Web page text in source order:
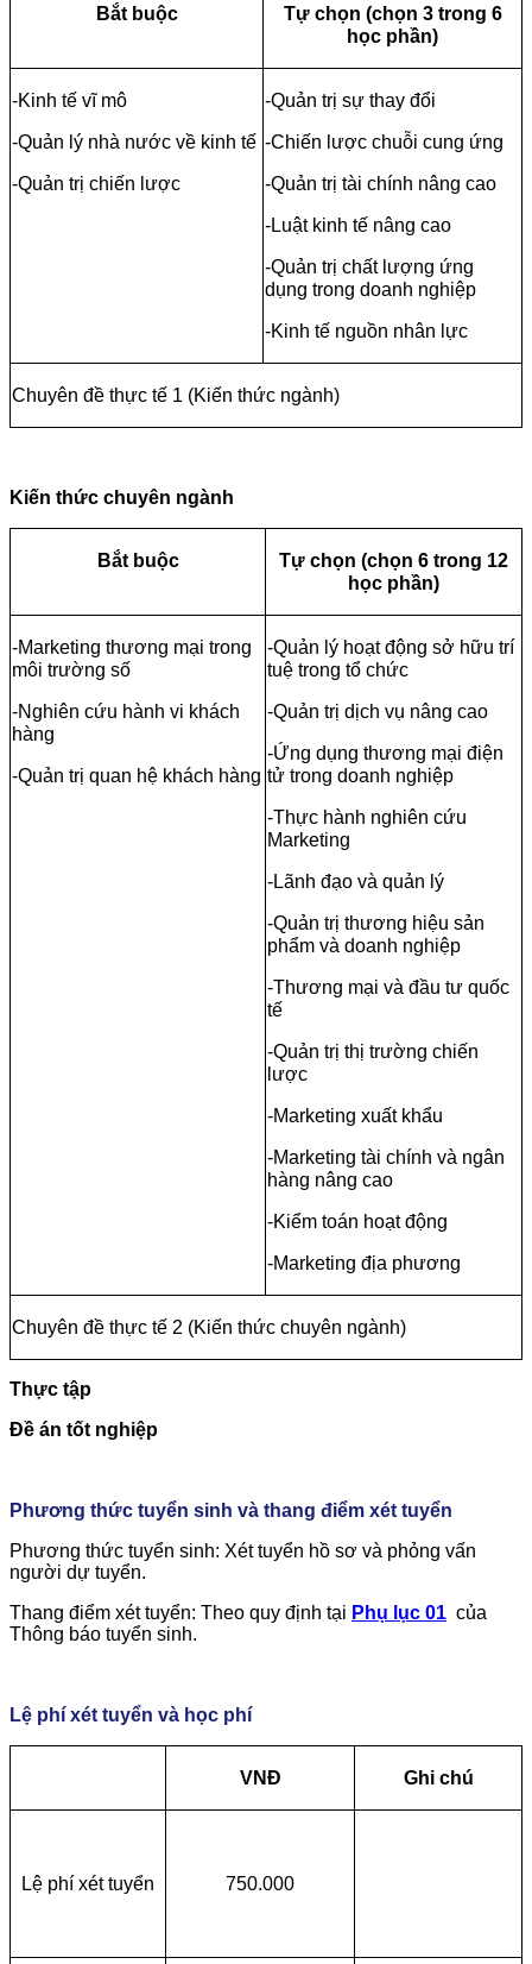
Bắt buộc
Tự chọn (chọn 3 trong 6
học phần)
-Kinh tế vĩ mô
-Quản lý nhà nước về kinh tế
-Quản trị chiến lược
-Quản trị sự thay đổi
-Chiến lược chuỗi cung ứng
-Quản trị tài chính nâng cao
-Luật kinh tế nâng cao
-Quản trị chất lượng ứng
dụng trong doanh nghiệp
-Kinh tế nguồn nhân lực
Chuyên đề thực tế 1 (Kiến thức ngành)
Kiến thức chuyên ngành
Bắt buộc
Tự chọn (chọn 6 trong 12
học phần)
-Marketing thương mại trong
môi trường số
-Nghiên cứu hành vi khách
hàng
-Quản trị quan hệ khách hàng
-Quản lý hoạt động sở hữu trí
tuệ trong tổ chức
-Quản trị dịch vụ nâng cao
-Ứng dụng thương mại điện
tử trong doanh nghiệp
-Thực hành nghiên cứu
Marketing
-Lãnh đạo và quản lý
-Quản trị thương hiệu sản
phẩm và doanh nghiệp
-Thương mại và đầu tư quốc
tế
-Quản trị thị trường chiến
lược
-Marketing xuất khẩu
-Marketing tài chính và ngân
hàng nâng cao
-Kiểm toán hoạt động
-Marketing địa phương
Chuyên đề thực tế 2 (Kiến thức chuyên ngành)
Thực tập
Đề án tốt nghiệp
Phương thức tuyển sinh và thang điểm xét tuyển
Phương thức tuyển sinh: Xét tuyển hồ sơ và phỏng vấn
người dự tuyển.
Thang điểm xét tuyển: Theo quy định tại Phụ lục 01 của
Thông báo tuyển sinh.
Lệ phí xét tuyển và học phí
VNĐ Ghi chú
Lệ phí xét tuyển 750.000